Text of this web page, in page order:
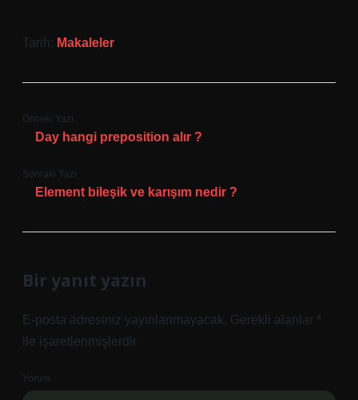
Tarih: Makaleler
Önceki Yazı
Day hangi preposition alır ?
Sonraki Yazı
Element bileşik ve karışım nedir ?
Bir yanıt yazın
E-posta adresiniz yayınlanmayacak. Gerekli alanlar *
ile işaretlenmişlerdir
Yorum